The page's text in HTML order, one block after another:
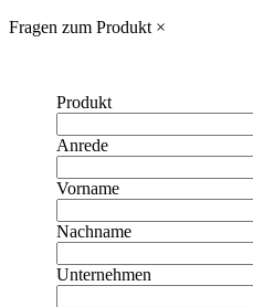
Fragen zum Produkt ×
Produkt
Anrede
Vorname
Nachname
Unternehmen